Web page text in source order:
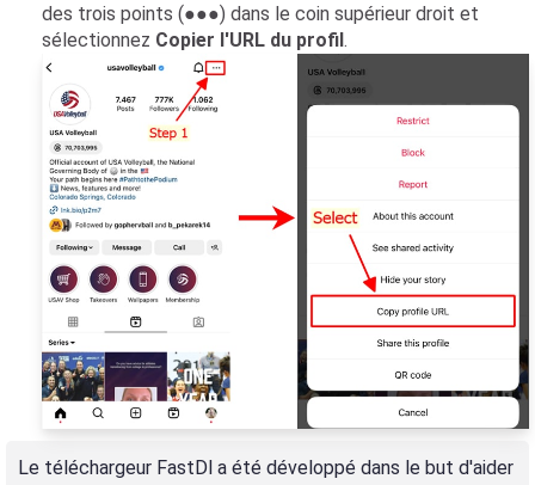
des trois points (●●●) dans le coin supérieur droit et
sélectionnez Copier l'URL du profil.
Le téléchargeur FastDl a été développé dans le but d'aider